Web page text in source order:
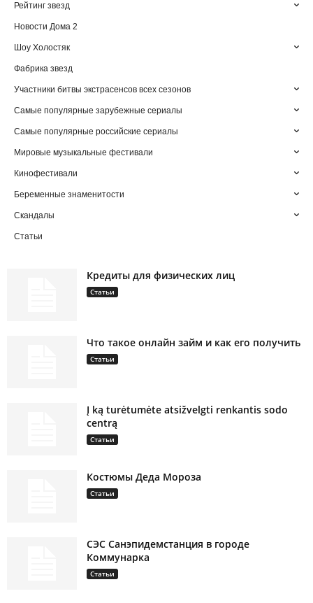
Рейтинг звезд
Новости Дома 2
Шоу Холостяк
Фабрика звезд
Участники битвы экстрасенсов всех сезонов
Самые популярные зарубежные сериалы
Самые популярные российские сериалы
Мировые музыкальные фестивали
Кинофестивали
Беременные знаменитости
Скандалы
Статьи
Кредиты для физических лиц
Статьи
Что такое онлайн займ и как его получить
Статьи
Į ką turėtumėte atsižvelgti renkantis sodo
centrą
Статьи
Костюмы Деда Мороза
Статьи
СЭС Санэпидемстанция в городе
Коммунарка
Статьи